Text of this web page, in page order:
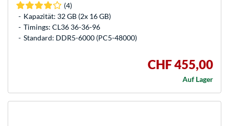
(4)
Kapazität: 32 GB (2x 16 GB)
Timings: CL36 36-36-96
Standard: DDR5-6000 (PC5-48000)
CHF 455,00
Auf Lager